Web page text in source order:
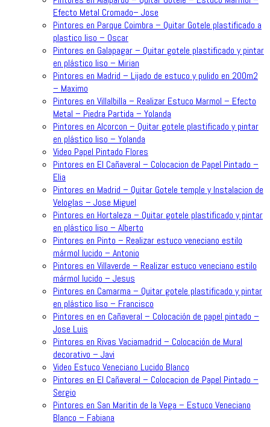
Efecto Metal Cromado– Jose
Pintores en Parque Coimbra – Quitar Gotele plastificado a
plastico liso – Oscar
Pintores en Galapagar – Quitar gotele plastificado y pintar
en plástico liso – Mirian
Pintores en Madrid – Lijado de estuco y pulido en 200m2
– Maximo
Pintores en Villalbilla – Realizar Estuco Marmol – Efecto
Metal – Piedra Partida – Yolanda
Pintores en Alcorcon – Quitar gotele plastificado y pintar
en plástico liso – Yolanda
Video Papel Pintado Flores
Pintores en El Cañaveral – Colocacion de Papel Pintado –
Elia
Pintores en Madrid – Quitar Gotele temple y Instalacion de
Veloglas – Jose Miguel
Pintores en Hortaleza – Quitar gotele plastificado y pintar
en plástico liso – Alberto
Pintores en Pinto – Realizar estuco veneciano estilo
mármol lucido – Antonio
Pintores en Villaverde – Realizar estuco veneciano estilo
mármol lucido – Jesus
Pintores en Camarma – Quitar gotele plastificado y pintar
en plástico liso – Francisco
Pintores en en Cañaveral – Colocación de papel pintado –
Jose Luis
Pintores en Rivas Vaciamadrid – Colocación de Mural
decorativo – Javi
Video Estuco Veneciano Lucido Blanco
Pintores en El Cañaveral – Colocacion de Papel Pintado –
Sergio
Pintores en San Maritin de la Vega – Estuco Veneciano
Blanco – Fabiana